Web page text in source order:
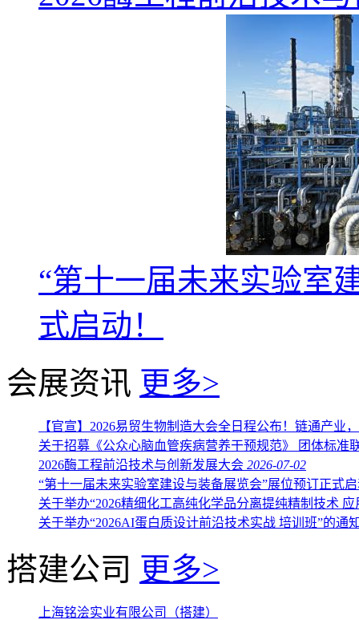
“第十一届未来实验室
式启动！
会展资讯 更多>
【官宣】2026易贸生物制造大会全日程公布！链通产业
关于招募《公众心脑血管疾病营养干预规范》 团体标准
2026酶工程前沿技术与创新发展大会 2026-07-02
“第十一届未来实验室建设与装备展览会”展位预订正式
关于举办“2026精细化工高纯化学品分离提纯精制技术
关于举办“2026AI蛋白质设计前沿技术实战 培训班”的通
搭建公司 更多>
上海铭浍实业有限公司（搭建）